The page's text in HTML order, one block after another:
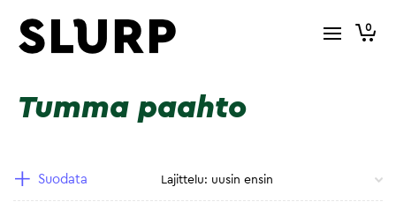
0
Tumma paahto
Suodata